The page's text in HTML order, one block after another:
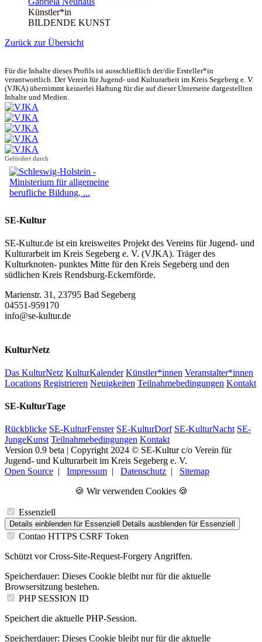
Künstler*in
BILDENDE KUNST
Zurück zur Übersicht
Für die Inhalte dieses Profils ist ausschließlich der/die Ersteller*in
verantwortlich. Der Verein für Jugend- und Kulturarbeit im Kreis Segeberg e. V.
(VJKA) übernimmt keinerlei Haftung für die auf dieser Unterseite dargestellten
Inhalte und Medien.
Gefördert durch
SE-Kultur
SE-Kultur.de ist ein kreisweites Projekt des Vereins für Jugend- und
Kulturarbeit im Kreis Segeberg e. V. (VJKA). Träger des
Kulturknoten- punktes Mitte für den Kreis Segeberg und den
südlichen Kreis Rendsburg-Eckernförde.
Marienstr. 31, 23795 Bad Segeberg
04551-959170
info@se-kultur.de
KulturNetz
Das KulturNetz KulturKalender Künstler*innen Veranstalter*innen
Locations Registrieren Neuigkeiten Teilnahmebedingungen Kontakt
SE-KulturTage
Rückblicke SE-KulturFenster SE-KulturDorf SE-KulturNacht SE-
JungeKunst Teilnahmebedingungen Kontakt
Version 0.9 beta | Copyright 2024 © SE-Kultur c/o Verein für
Jugend- und Kulturarbeit im Kreis Segeberg e. V.
Open Source | Impressum | Datenschutz | Sitemap
🍪 Wir verwenden Cookies 🍪
Essenziell
Details einblenden für Essenziell Details ausblenden für Essenziell
Contao HTTPS CSRF Token
Schützt vor Cross-Site-Request-Forgery Angriffen.
Speicherdauer: Dieses Cookie bleibt nur für die aktuelle
Browsersitzung bestehen.
PHP SESSION ID
Speichert die aktuelle PHP-Session.
Speicherdauer: Dieses Cookie bleibt nur für die aktuelle